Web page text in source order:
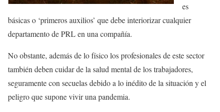
es
básicas o ‘primeros auxilios’ que debe interiorizar cualquier
departamento de PRL en una compañía.
No obstante, además de lo físico los profesionales de este sector
también deben cuidar de la salud mental de los trabajadores,
seguramente con secuelas debido a lo inédito de la situación y el
peligro que supone vivir una pandemia.